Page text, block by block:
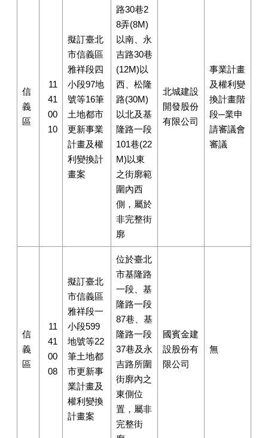
信
義
區
11
41
00
10
擬訂臺北
市信義區
雅祥段四
小段97地
號等16筆
土地都市
更新事業
計畫及權
利變換計
畫案
路30巷2
8弄(8M)
以南、永
吉路30巷
(12M)以
西、松隆
路(30M)
以北及基
隆路一段
101巷(22
M)以東
之街廓範
圍內西
側，屬於
非完整街
廓
北城建設
開發股份
有限公司
事業計畫
及權利變
換計畫階
段─業申
請審議會
審議
信
義
區
11
41
00
08
擬訂臺北
市信義區
雅祥段一
小段599
地號等22
筆土地都
市更新事
業計畫及
權利變換
計畫案
位於臺北
市基隆路
一段、基
隆路一段
87巷、基
隆路一段
37巷及永
吉路所圍
街廓內之
東側位
置，屬非
完整街
國賓金建
設股份有
限公司
無